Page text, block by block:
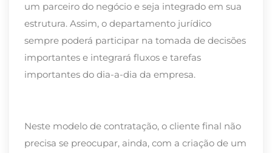
um parceiro do negócio e seja integrado em sua
estrutura. Assim, o departamento jurídico
sempre poderá participar na tomada de decisões
importantes e integrará fluxos e tarefas
importantes do dia-a-dia da empresa.
Neste modelo de contratação, o cliente final não
precisa se preocupar, ainda, com a criação de um